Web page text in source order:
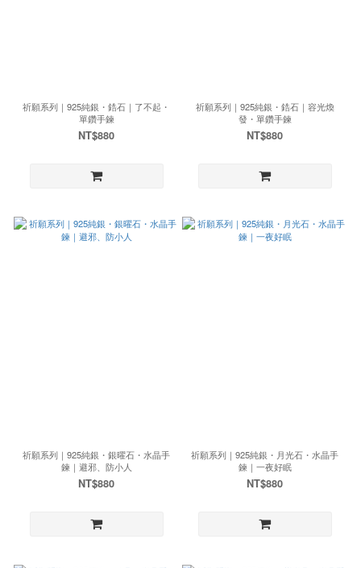
祈願系列｜925純銀・鋯石｜了不起・
單鑽手鍊
NT$880
祈願系列｜925純銀・鋯石｜容光煥
發・單鑽手鍊
NT$880
祈願系列｜925純銀・銀曜石・水晶手
鍊｜避邪、防小人
NT$880
祈願系列｜925純銀・月光石・水晶手
鍊｜一夜好眠
NT$880